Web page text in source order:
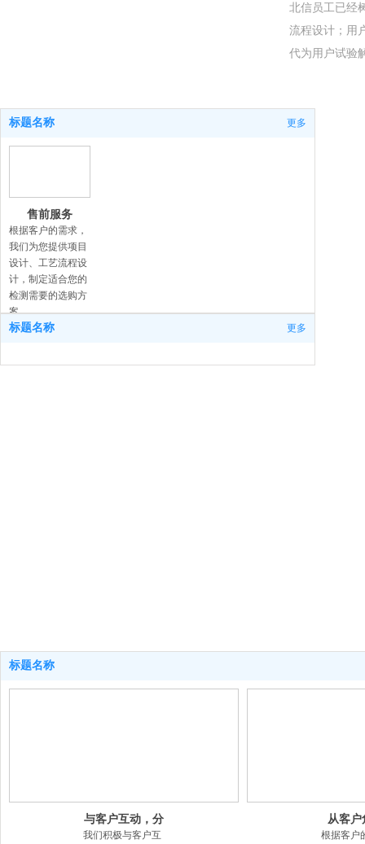
标题名称 更多
售前服务
根据客户的需求，
我们为您提供项目
设计、工艺流程设
计，制定适合您的
检测需要的选购方
案。
标题名称 更多
北信员工已经
流程设计；用
代为用户试验
标题名称
与客户互动，分
析客户需求
我们积极与客户互
从客户
发，为
根据客户